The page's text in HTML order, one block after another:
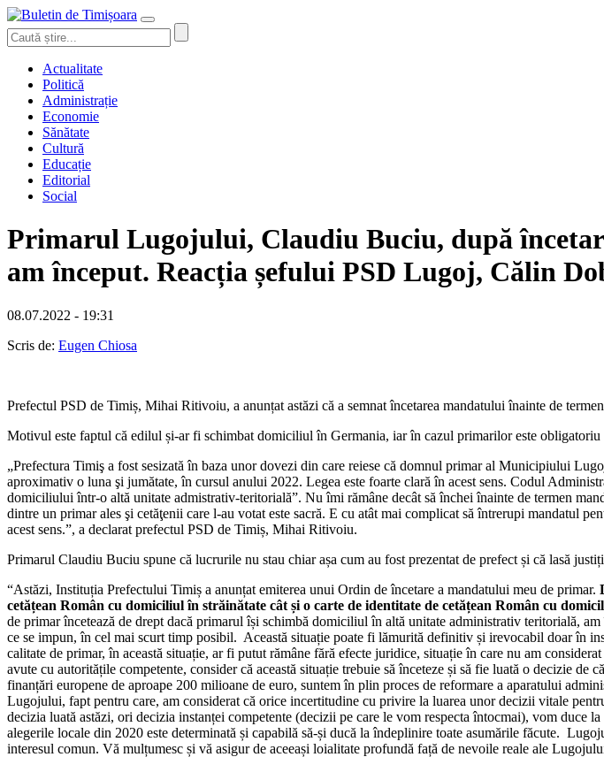
Actualitate
Politică
Administrație
Economie
Sănătate
Cultură
Educație
Editorial
Social
Primarul Lugojului, Claudiu Buciu, după
am început. Reacția șefului PSD Lugoj, Călin
08.07.2022 - 19:31
Scris de: Eugen Chiosa
Prefectul PSD de Timiș, Mihai Ritivoiu, a anunțat astăzi că a semnat încetarea mandatului înainte de
Motivul este faptul că edilul și-ar fi schimbat domiciliul în Germania, iar în cazul primarilor este
„Prefectura Timiş a fost sesizată în baza unor dovezi din care reiese că domnul primar al Municipiului
aproximativ o luna şi jumătate, în cursul anului 2022. Legea este foarte clară în acest sens. Codul
domiciliului într-o altă unitate admistrativ-teritorială”. Nu îmi rămâne decât să închei înainte de termen
dintre un primar ales şi cetăţenii care l-au votat este sacră. E cu atât mai complicat să întrerupi mandatul
acest sens.”, a declarat prefectul PSD de Timiș, Mihai Ritivoiu.
Primarul Claudiu Buciu spune că lucrurile nu stau chiar așa cum au fost prezentat de prefect și că lasă
“Astăzi, Instituția Prefectului Timiș a anunțat emiterea unui Ordin de încetare a mandatului meu de primar.
cetățean Român cu domiciliul în străinătate cât și o carte de identitate de cetățean Român cu
de primar încetează de drept dacă primarul își schimbă domiciliul în altă unitate administrativ teritorială,
ce se impun, în cel mai scurt timp posibil. Această situație poate fi lămurită definitiv și irevocabil doar în
calitate de primar, în această situație, ar fi putut rămâne fără efecte juridice, situație în care nu am
avute cu autoritățile competente, consider că această situație trebuie să înceteze și să fie luată o decizie
finanțări europene de aproape 200 milioane de euro, suntem în plin proces de reformare a aparatului
Lugojului, fapt pentru care, am considerat că orice incertitudine cu privire la luarea unor decizii vitale
decizia luată astăzi, ori decizia instanței competente (decizii pe care le vom respecta întocmai), vom
alegerile locale din 2020 este determinată și capabilă să-și ducă la îndeplinire toate asumările făcute.
interesul comun. Vă mulțumesc și vă asigur de aceeași loialitate profundă față de nevoile reale ale